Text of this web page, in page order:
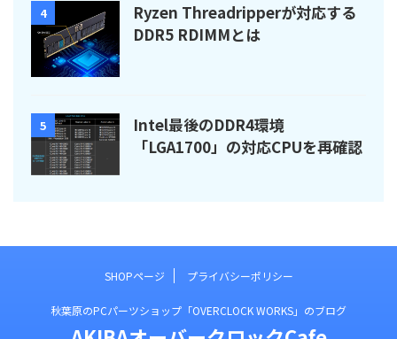
4
Ryzen Threadripperが対応する
DDR5 RDIMMとは
5
Intel最後のDDR4環境
「LGA1700」の対応CPUを再確認
SHOPページ プライバシーポリシー
秋葉原のPCパーツショップ「OVERCLOCK WORKS」のブログ